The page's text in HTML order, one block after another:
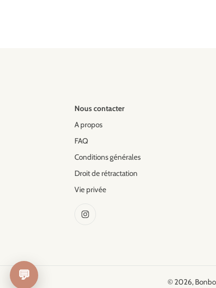
Nous contacter
A propos
FAQ
Conditions générales
Droit de rétractation
Vie privée
© 2026,
💬